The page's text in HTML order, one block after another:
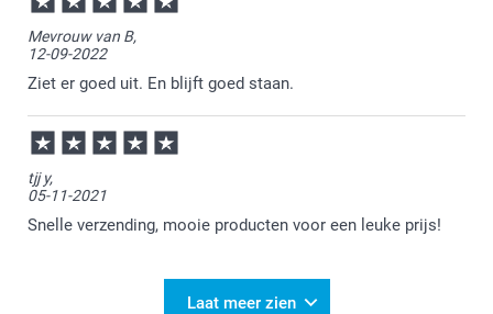
Mevrouw van B,
12-09-2022
Ziet er goed uit. En blijft goed staan.
tjj y,
05-11-2021
Snelle verzending, mooie producten voor een leuke prijs!
Laat meer zien